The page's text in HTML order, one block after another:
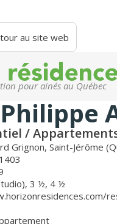
au site web
pour ainés au Québec
/
Grignon, Saint-Jérôme
3 ½, 4 ½